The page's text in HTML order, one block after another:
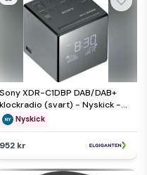
Sony XDR-C1DBP DAB/DAB+
klockradio (svart) - Nyskick -
originalförpackning saknas
Nyskick
952 kr